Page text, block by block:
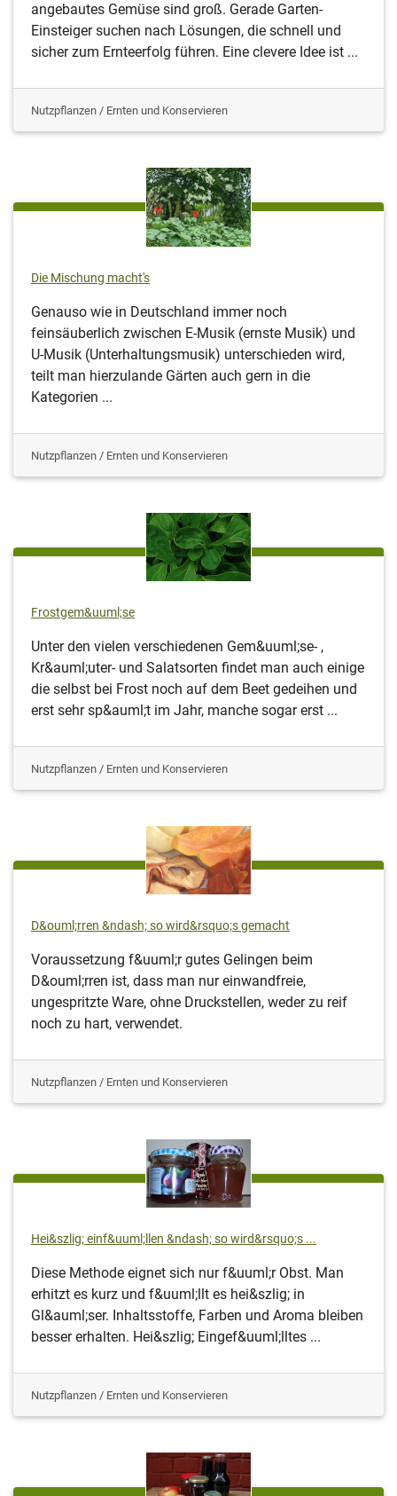
angebautes Gemüse sind groß. Gerade Garten-
Einsteiger suchen nach Lösungen, die schnell und
sicher zum Ernteerfolg führen. Eine clevere Idee ist ...
Nutzpflanzen / Ernten und Konservieren
Die Mischung macht's
Genauso wie in Deutschland immer noch
feinsäuberlich zwischen E-Musik (ernste Musik) und
U-Musik (Unterhaltungsmusik) unterschieden wird,
teilt man hierzulande Gärten auch gern in die
Kategorien ...
Nutzpflanzen / Ernten und Konservieren
Frostgem&uuml;se
Unter den vielen verschiedenen Gem&uuml;se- ,
Kr&auml;uter- und Salatsorten findet man auch einige
die selbst bei Frost noch auf dem Beet gedeihen und
erst sehr sp&auml;t im Jahr, manche sogar erst ...
Nutzpflanzen / Ernten und Konservieren
D&ouml;rren &ndash; so wird&rsquo;s gemacht
Voraussetzung f&uuml;r gutes Gelingen beim
D&ouml;rren ist, dass man nur einwandfreie,
ungespritzte Ware, ohne Druckstellen, weder zu reif
noch zu hart, verwendet.
Nutzpflanzen / Ernten und Konservieren
Hei&szlig; einf&uuml;llen &ndash; so wird&rsquo;s ...
Diese Methode eignet sich nur f&uuml;r Obst. Man
erhitzt es kurz und f&uuml;llt es hei&szlig; in
Gl&auml;ser. Inhaltsstoffe, Farben und Aroma bleiben
besser erhalten. Hei&szlig; Eingef&uuml;lltes ...
Nutzpflanzen / Ernten und Konservieren